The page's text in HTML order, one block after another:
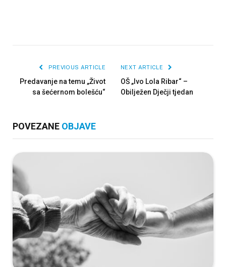
PREVIOUS ARTICLE
Predavanje na temu „Život
sa šećernom bolešću“
NEXT ARTICLE
OŠ „Ivo Lola Ribar“ –
Obilježen Dječji tjedan
POVEZANE OBJAVE